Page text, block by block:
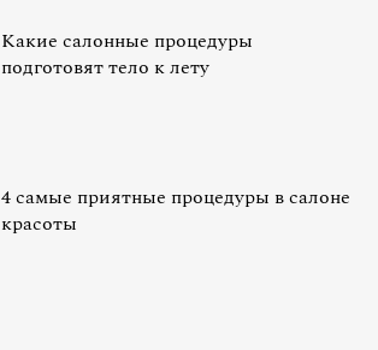
Какие салонные процедуры
подготовят тело к лету
4 самые приятные процедуры в салоне
красоты